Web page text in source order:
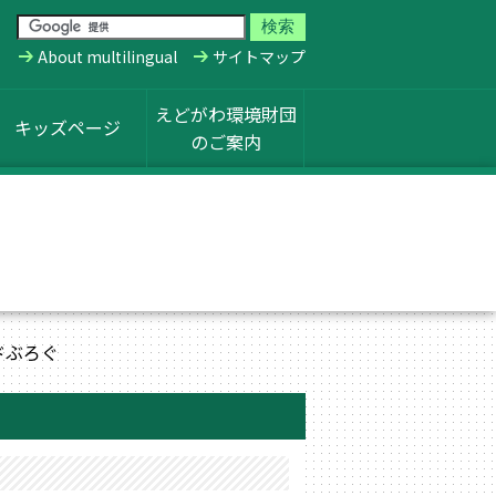
About multilingual サイトマップ
キッズページ
えどがわ環境財団
のご案内
ろぐ